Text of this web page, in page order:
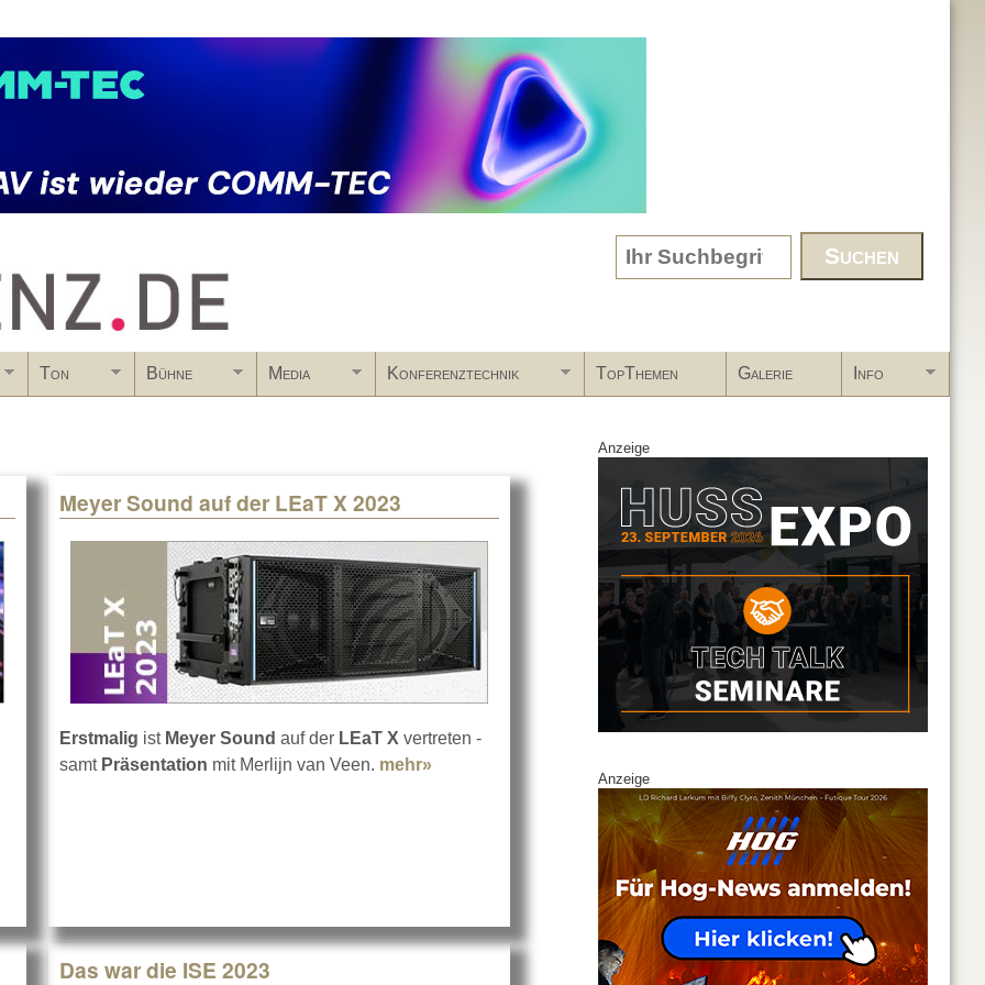
Search form
Ton Bühne Media Konferenztechnik TopThemen Galerie Info
Meyer Sound auf der LEaT X 2023
Erstmalig ist Meyer Sound auf der LEaT X vertreten -
samt Präsentation mit Merlijn van Veen. mehr»
Das war die ISE 2023
Anzeige
Anzeige